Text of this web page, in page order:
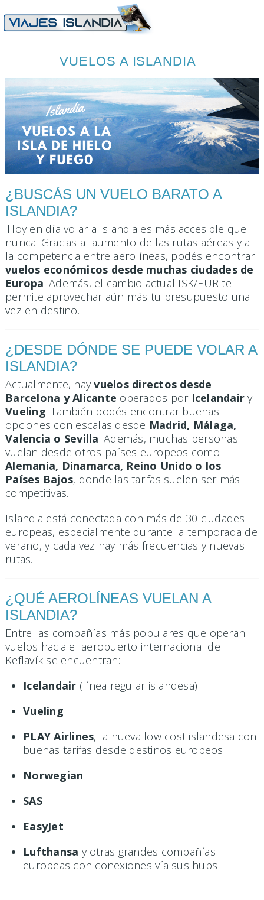
VUELOS A ISLANDIA
¿BUSCÁS UN VUELO BARATO A
ISLANDIA?
¡Hoy en día volar a Islandia es más accesible que
nunca! Gracias al aumento de las rutas aéreas y a
la competencia entre aerolíneas, podés encontrar
vuelos económicos desde muchas ciudades de
Europa. Además, el cambio actual ISK/EUR te
permite aprovechar aún más tu presupuesto una
vez en destino.
¿DESDE DÓNDE SE PUEDE VOLAR A
ISLANDIA?
Actualmente, hayvuelos directos desde
Barcelona y Alicante operados por Icelandair y
Vueling. También podés encontrar buenas
opciones con escalas desde Madrid, Málaga,
Valencia o Sevilla. Además, muchas personas
vuelan desde otros países europeos como
Alemania, Dinamarca, Reino Unido o los
Países Bajos, donde las tarifas suelen ser más
competitivas.
Islandia está conectada con más de 30 ciudades
europeas, especialmente durante la temporada de
verano, y cada vez hay más frecuencias y nuevas
rutas.
¿QUÉ AEROLÍNEAS VUELAN A
ISLANDIA?
Entre las compañías más populares que operan
vuelos hacia el aeropuerto internacional de
Keflavík se encuentran:
Icelandair (línea regular islandesa)
Vueling
PLAY Airlines, la nueva low cost islandesa con
buenas tarifas desde destinos europeos
Norwegian
SAS
EasyJet
Lufthansa y otras grandes compañías
europeas con conexiones vía sus hubs